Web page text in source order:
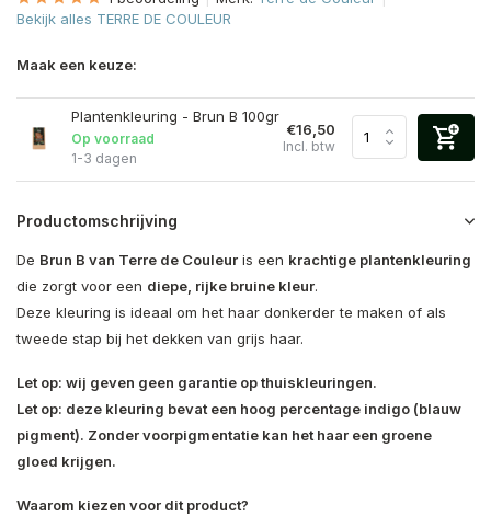
Bekijk alles TERRE DE COULEUR
Maak een keuze:
Plantenkleuring - Brun B 100gr
Op voorraad
1-3 dagen
€16,50
Incl. btw
Productomschrijving
De Brun B van Terre de Couleur is een krachtige plantenkleuring
die zorgt voor een diepe, rijke bruine kleur.
Deze kleuring is ideaal om het haar donkerder te maken of als
tweede stap bij het dekken van grijs haar.
Let op: wij geven geen garantie op thuiskleuringen.
Let op: deze kleuring bevat een hoog percentage indigo (blauw
pigment). Zonder voorpigmentatie kan het haar een groene
gloed krijgen.
Waarom kiezen voor dit product?